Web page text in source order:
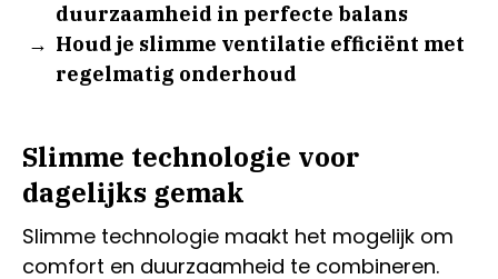
duurzaamheid in perfecte balans
Houd je slimme ventilatie efficiënt met
regelmatig onderhoud
Slimme technologie voor
dagelijks gemak
Slimme technologie maakt het mogelijk om
comfort en duurzaamheid te combineren.